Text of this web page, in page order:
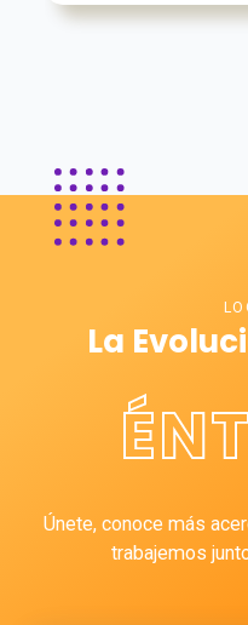
La
Únete, conoce más
trabajemos